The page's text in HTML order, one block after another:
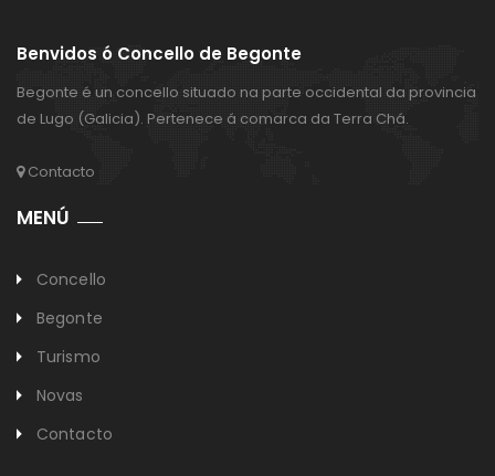
Benvidos ó Concello de Begonte
Begonte é un concello situado na parte occidental da provincia
de Lugo (Galicia). Pertenece á comarca da Terra Chá.
Contacto
MENÚ
Concello
Begonte
Turismo
Novas
Contacto